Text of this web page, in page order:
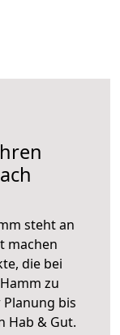
steht an
machen
die bei
zu
bis
Hab & Gut.